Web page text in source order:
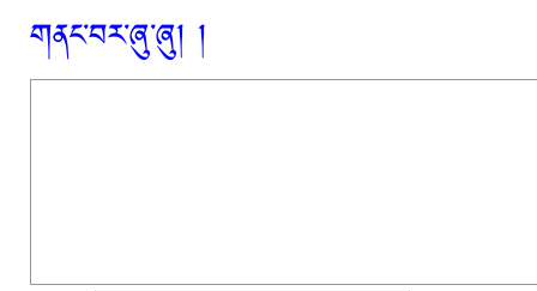
གནང་བར་ཞུ་ཞུ། །